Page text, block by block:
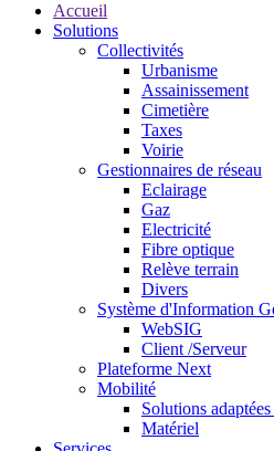
Accueil
Solutions
Collectivités
Urbanisme
Assainissement
Cimetière
Taxes
Voirie
Gestionnaires de réseau
Eclairage
Gaz
Electricité
Fibre optique
Relève terrain
Divers
Système d'Information
WebSIG
Client /Serveur
Plateforme Next
Mobilité
Solutions
Matériel